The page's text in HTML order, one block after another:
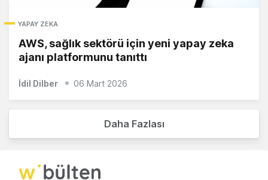
YAPAY ZEKA
AWS, sağlık sektörü için yeni yapay zeka
ajanı platformunu tanıttı
İdil Dilber 06 Mart 2026
Daha Fazlası